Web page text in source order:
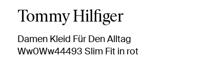
Tommy Hilfiger
Damen Kleid Für Den Alltag
Ww0Ww44493 Slim Fit in rot